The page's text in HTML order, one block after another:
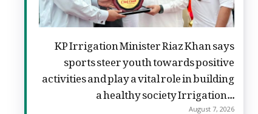
KP Irrigation Minister Riaz Khan says
sports steer youth towards positive
activities and play a vital role in building
a healthy society Irrigation...
August 7, 2026